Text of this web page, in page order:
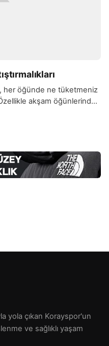
her öğünde ne tüketmeniz
akşam öğünlerinde
Et, tavuk ve balık
seçenekleri tercih
yola çıkan Korayspor'un
ve sağlıklı yaşam